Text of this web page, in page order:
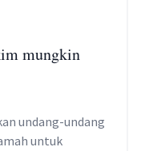
mungkin
undang-undang
untuk